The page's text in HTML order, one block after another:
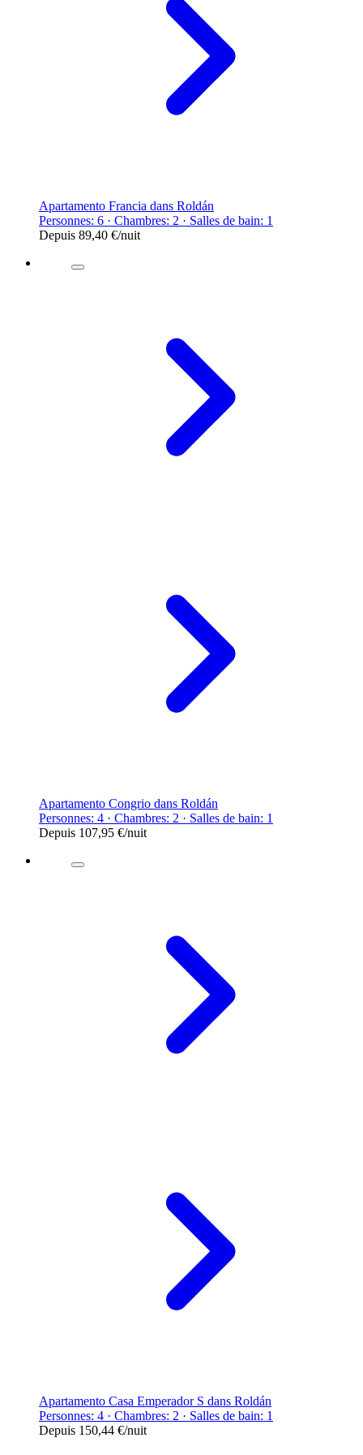
Apartamento Francia dans Roldán
Personnes: 6 · Chambres: 2 · Salles de bain: 1
Depuis 89,40 €/nuit
Apartamento Congrio dans Roldán
Personnes: 4 · Chambres: 2 · Salles de bain: 1
Depuis 107,95 €/nuit
Apartamento Casa Emperador S dans Roldán
Personnes: 4 · Chambres: 2 · Salles de bain: 1
Depuis 150,44 €/nuit